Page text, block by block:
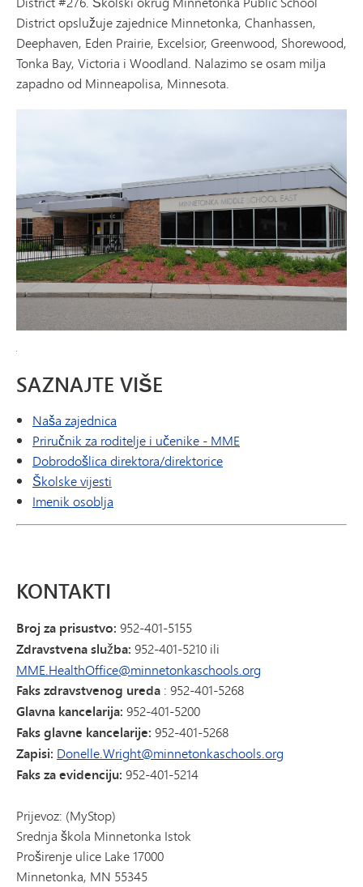
District opslužuje zajednice Minnetonka, Chanhassen,
Deephaven, Eden Prairie, Excelsior, Greenwood, Shorewood,
Tonka Bay, Victoria i Woodland. Nalazimo se osam milja
zapadno od Minneapolisa, Minnesota.
SAZNAJTE VIŠE
Naša zajednica
Priručnik za roditelje i učenike - MME
Dobrodošlica direktora/direktorice
Školske vijesti
Imenik osoblja
KONTAKTI
Broj za prisustvo: 952-401-5155
Zdravstvena služba: 952-401-5210 ili
MME.HealthOffice@minnetonkaschools.org
Faks zdravstvenog ureda : 952-401-5268
Glavna kancelarija: 952-401-5200
Faks glavne kancelarije: 952-401-5268
Zapisi: Donelle.Wright@minnetonkaschools.org
Faks za evidenciju: 952-401-5214
Prijevoz: (MyStop)
Srednja škola Minnetonka Istok
Proširenje ulice Lake 17000
Minnetonka, MN 55345